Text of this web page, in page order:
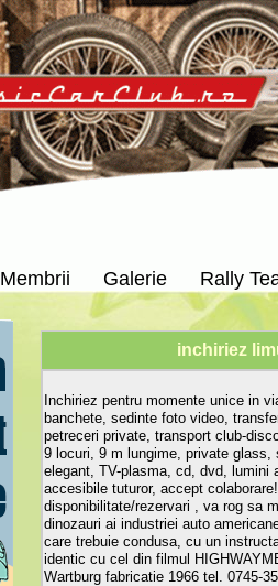
Membrii Galerie Rally
inchiriez
Inchiriez pentru momente unice in
banchete, sedinte foto video,
petreceri private, transport club-
9 locuri, 9 m lungime, private glass,
elegant, TV-plasma, cd, dvd, lumini
accesibile tuturor, accept
disponibilitate/rezervari , va rog sa
dinozauri ai industriei auto
care trebuie condusa, cu un
identic cu cel din filmul
Wartburg fabricatie 1966 tel. 0745-